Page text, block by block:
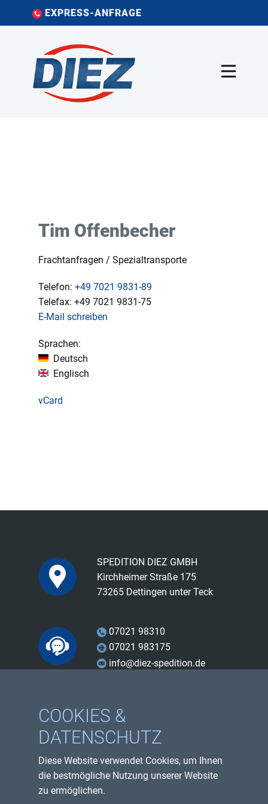
EXPRESS-ANFRAGE
Tim Offenbecher
Frachtanfragen / Spezialtransporte
Telefon: +49 7021 9831-89
Telefax: +49 7021 9831-75
E-Mail schreiben
Sprachen:
Deutsch
Englisch
vCard
SPEDITION DIEZ GMBH
Kirchheimer Straße 175
73265 Dettingen unter Teck
07021 98310
07021 983175
info@diez-spedition.de
Instagram
Youtube
Impressum
Datenschutzerklärung
COOKIES &
DATENSCHUTZ
Diese Website verwendet Cookies, um Ihnen
die bestmögliche Nutzung unserer Website
zu ermöglichen.